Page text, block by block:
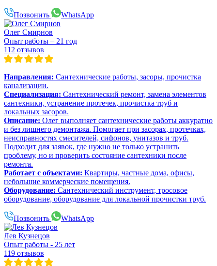
Позвонить WhatsApp
Олег Смирнов
Опыт работы – 21 год
112 отзывов
Направления: Сантехнические работы, засоры, прочистка
канализации.
Специализация: Сантехнический ремонт, замена элементов
сантехники, устранение протечек, прочистка труб и
локальных засоров.
Описание: Олег выполняет сантехнические работы аккуратно
и без лишнего демонтажа. Помогает при засорах, протечках,
неисправностях смесителей, сифонов, унитазов и труб.
Подходит для заявок, где нужно не только устранить
проблему, но и проверить состояние сантехники после
ремонта.
Работает с объектами: Квартиры, частные дома, офисы,
небольшие коммерческие помещения.
Оборудование: Сантехнический инструмент, тросовое
оборудование, оборудование для локальной прочистки труб.
Позвонить WhatsApp
Лев Кузнецов
Опыт работы - 25 лет
119 отзывов